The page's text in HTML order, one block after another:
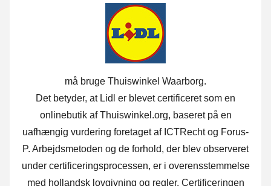
må bruge Thuiswinkel Waarborg.
Det betyder, at Lidl er blevet certificeret som en
onlinebutik af Thuiswinkel.org, baseret på en
uafhængig vurdering foretaget af ICTRecht og Forus-
P. Arbejdsmetoden og de forhold, der blev observeret
under certificeringsprocessen, er i overensstemmelse
med hollandsk lovgivning og regler. Certificeringen